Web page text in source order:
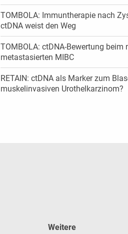
TOMBOLA: Immuntherapie nach
ctDNA weist den Weg
TOMBOLA: ctDNA-Bewertung beim
metastasierten MIBC
RETAIN: ctDNA als Marker zum
muskelinvasiven Urothelkarzinom?
Weitere